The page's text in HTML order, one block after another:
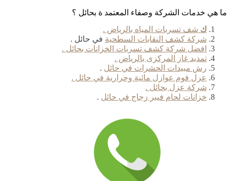
ما هي خدمات الشركة وصفاء المعتمد ة بحائل ؟
ك شف تسربات المياه بالرياض .
شركة كشف النقابات السطحية في حائل .
افضل شركة كشف تسربات الخزانات بحائل .
تمديد غاز المركزى بالرياض .
رش مبيدات الحشرات في حائل .
عزل فوم عوازل مائية وحرارية في حائل .
شركة عزل بحائل .
خزانات لحام فيبر زجاج في حائل .